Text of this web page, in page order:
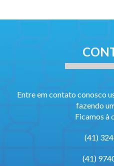
Entre em contato conosco
fazendo
Ficamos à
(41)
(41)